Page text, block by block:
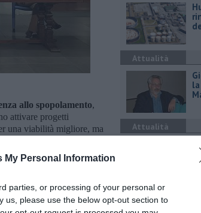
My Personal Information
parties, or processing of your personal or
us, please use the below opt-out section to
allo spopolamento,
attivare progetti
una viabilità migliore, ma
nei paesi, che
milioni daranno gambe ad
quel principio di
Attualità
Attualità